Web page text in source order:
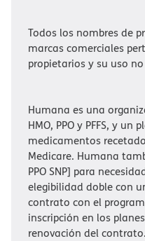
Todos los nombres de
marcas comerciales
propietarios y su uso
Humana es una
HMO, PPO y PFFS, y
medicamentos
Medicare. Humana
PPO SNP] para
elegibilidad doble con
contrato con el
inscripción en los
renovación del contrato.​​